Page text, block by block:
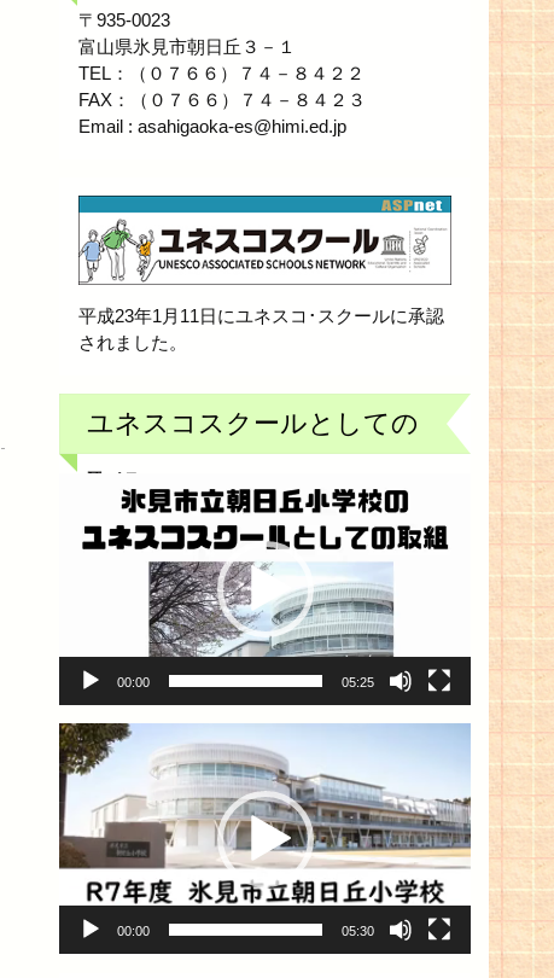
〒935-0023
富山県氷見市朝日丘３－１
TEL：（０７６６）７４－８４２２
FAX：（０７６６）７４－８４２３
Email : asahigaoka-es@himi.ed.jp
平成23年1月11日にユネスコ･スクールに承認
されました。
ユネスコスクールとしての
取組
00:00 05:25
動
画
プ
レ
ー
ヤ
ー
00:00 05:30